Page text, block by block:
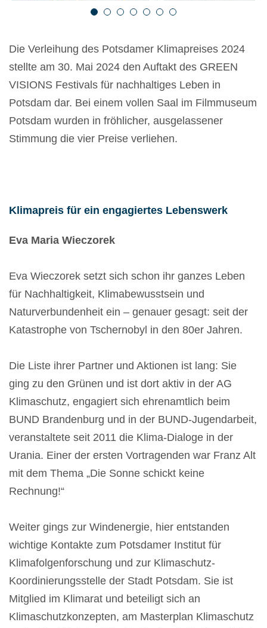
1 2 3 4 5 6
Die Verleihung des Potsdamer Klimapreises 2024
stellte am 30. Mai 2024 den Auftakt des GREEN
VISIONS Festivals für nachhaltiges Leben in
Potsdam dar. Bei einem vollen Saal im Filmmuseum
Potsdam wurden in fröhlicher, ausgelassener
Stimmung die vier Preise verliehen.
Klimapreis für ein engagiertes Lebenswerk
Eva Maria Wieczorek
Eva Wieczorek setzt sich schon ihr ganzes Leben
für Nachhaltigkeit, Klimabewusstsein und
Naturverbundenheit ein – genauer gesagt: seit der
Katastrophe von Tschernobyl in den 80er Jahren.
Die Liste ihrer Partner und Aktionen ist lang: Sie
ging zu den Grünen und ist dort aktiv in der AG
Klimaschutz, engagiert sich ehrenamtlich beim
BUND Brandenburg und in der BUND-Jugendarbeit,
veranstaltete seit 2011 die Klima-Dialoge in der
Urania. Einer der ersten Vortragenden war Franz Alt
mit dem Thema „Die Sonne schickt keine
Rechnung!“
Weiter gings zur Windenergie, hier entstanden
wichtige Kontakte zum Potsdamer Institut für
Klimafolgenforschung und zur Klimaschutz-
Koordinierungsstelle der Stadt Potsdam. Sie ist
Mitglied im Klimarat und beteiligt sich an
Klimaschutzkonzepten, am Masterplan Klimaschutz